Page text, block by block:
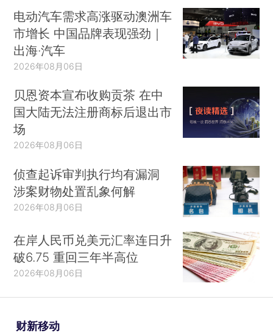
电动汽车需求高涨驱动澳洲车
市增长 中国品牌表现强劲｜
出海·汽车
2026年08月06日
贝恩资本宣布收购贡茶 在中
国大陆无法注册商标后退出市
场
2026年08月06日
侦查起诉审判执行均有漏洞
涉案财物处置乱象何解
2026年08月06日
在岸人民币兑美元汇率连日升
破6.75 重回三年半高位
2026年08月06日
财新移动